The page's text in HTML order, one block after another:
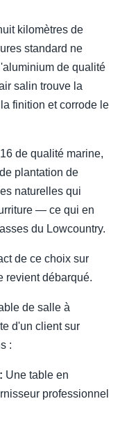
kilomètres de
standard ne
de qualité
salin trouve la
finition et corrode le
de qualité marine,
plantation de
naturelles qui
— ce qui en
du Lowcountry.
de ce choix sur
revient débarqué.
de salle à
d'un client sur
:
Une table en
professionnel